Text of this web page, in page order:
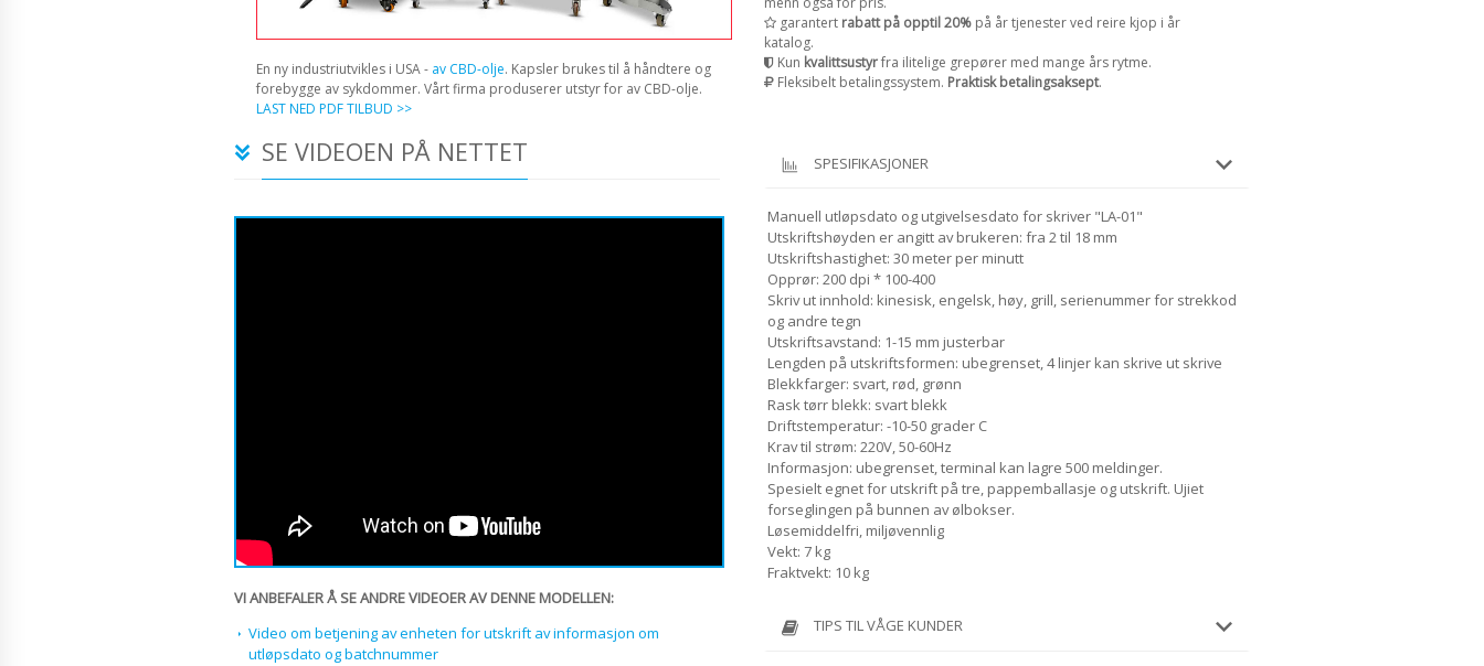
En ny industriutvikles i USA - av CBD-olje. Kapsler brukes til å håndtere og
forebygge av sykdommer. Vårt firma produserer utstyr for av CBD-olje.
LAST NED PDF TILBUD >>
garantert rabatt på opptil 20% på år tjenester ved reire kjop i år
katalog.
Kun kvalittsustyrfra ilitelige grepører med mange års rytme.
Fleksibelt betalingssystem. Praktisk betalingsaksept.
SE VIDEOEN PÅ NETTET
VI ANBEFALER Å SE ANDRE VIDEOER AV DENNE MODELLEN:
Video om betjening av enheten for utskrift av informasjon om
utløpsdato og batchnummer
SPESIFIKASJONER
Manuell utløpsdato og utgivelsesdato for skriver "LA-01"
Utskriftshøyden er angitt av brukeren: fra 2 til 18 mm
Utskriftshastighet: 30 meter per minutt
Opprør: 200 dpi * 100-400
Skriv ut innhold: kinesisk, engelsk, høy, grill, serienummer for strekkod
og andre tegn
Utskriftsavstand: 1-15 mm justerbar
Lengden på utskriftsformen: ubegrenset, 4 linjer kan skrive ut skrive
Blekkfarger: svart, rød, grønn
Rask tørr blekk: svart blekk
Driftstemperatur: -10-50 grader C
Krav til strøm: 220V, 50-60Hz
Informasjon: ubegrenset, terminal kan lagre 500 meldinger.
Spesielt egnet for utskrift på tre, pappemballasje og utskrift. Ujiet
forseglingen på bunnen av ølbokser.
Løsemiddelfri, miljøvennlig
Vekt: 7 kg
Fraktvekt: 10 kg
TIPS TIL VÅGE KUNDER